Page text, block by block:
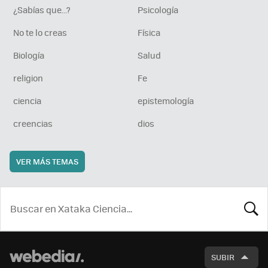
¿Sabías que...?
Psicología
No te lo creas
Física
Biología
Salud
religion
Fe
ciencia
epistemología
creencias
dios
VER MÁS TEMAS
SUBIR